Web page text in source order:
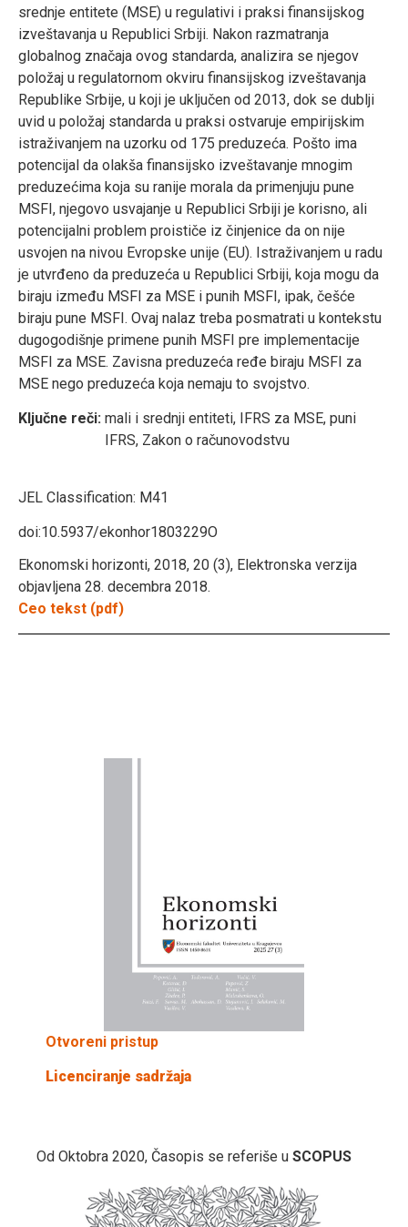
srednje entitete (MSE) u regulativi i praksi finansijskog
izveštavanja u Republici Srbiji. Nakon razmatranja
globalnog značaja ovog standarda, analizira se njegov
položaj u regulatornom okviru finansijskog izveštavanja
Republike Srbije, u koji je uključen od 2013, dok se dublji
uvid u položaj standarda u praksi ostvaruje empirijskim
istraživanjem na uzorku od 175 preduzeća. Pošto ima
potencijal da olakša finansijsko izveštavanje mnogim
preduzećima koja su ranije morala da primenjuju pune
MSFI, njegovo usvajanje u Republici Srbiji je korisno, ali
potencijalni problem proističe iz činjenice da on nije
usvojen na nivou Evropske unije (EU). Istraživanjem u radu
je utvrđeno da preduzeća u Republici Srbiji, koja mogu da
biraju između MSFI za MSE i punih MSFI, ipak, češće
biraju pune MSFI. Ovaj nalaz treba posmatrati u kontekstu
dugogodišnje primene punih MSFI pre implementacije
MSFI za MSE. Zavisna preduzeća ređe biraju MSFI za
MSE nego preduzeća koja nemaju to svojstvo.
Ključne reči: mali i srednji entiteti, IFRS za MSE, puni
IFRS, Zakon o računovodstvu
JEL Classification: M41
doi:10.5937/ekonhor1803229O
Ekonomski horizonti, 2018, 20 (3), Elektronska verzija
objavljena 28. decembra 2018.
Ceo tekst (pdf)
Otvoreni pristup
Licenciranje sadržaja
Od Oktobra 2020, Časopis se referiše u SCOPUS